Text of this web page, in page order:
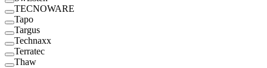
TECNOWARE
Tapo
Targus
Technaxx
Terratec
Thaw